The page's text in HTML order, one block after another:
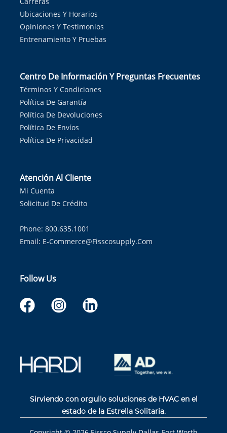
Ubicaciones Y Horarios
Opiniones Y Testimonios
Entrenamiento Y Pruebas
Centro De Información Y Preguntas Frecuentes
Términos Y Condiciones
Política De Garantía
Política De Devoluciones
Política De Envíos
Política De Privacidad
Atención Al Cliente
Mi Cuenta
Solicitud De Crédito
Phone: 800.635.1001
Email: E-Commerce@fisscosupply.com
Follow Us
Sirviendo con orgullo soluciones de HVAC en el
estado de la Estrella Solitaria.